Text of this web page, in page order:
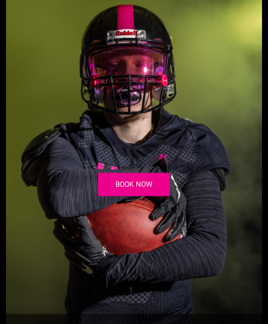
BOOK NOW